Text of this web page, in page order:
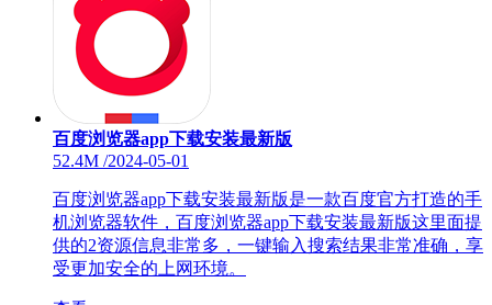
百度浏览器app下载安装最新版
52.4M /2024-05-01
百度浏览器app下载安装最新版是一款百度官方打造的手
机浏览器软件，百度浏览器app下载安装最新版这里面提
供的2资源信息非常多，一键输入搜索结果非常准确，享
受更加安全的上网环境。